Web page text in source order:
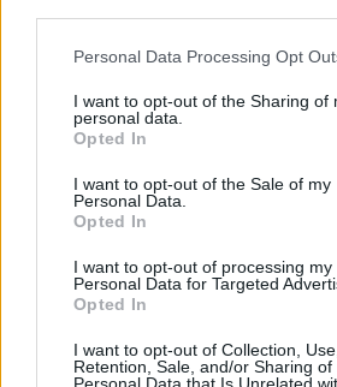
Please note that this website/app uses
not limited to your visit or usage
grant or deny consent to Google and
use your data for below specified
consent section.
Personal Data Processing Opt
I want to opt-out of the Sharing of
personal data.
Opted In
I want to opt-out of the Sale of my
Personal Data.
Opted In
I want to opt-out of processing my
Personal Data for Targeted
Opted In
I want to opt-out of Collection, Use,
Retention, Sale, and/or Sharing of
Calangianus, dopo le
esplode la protesta
Pausa caffè impeccabile:
soluzione ideale per la casa
Monte Pino, la fine di un